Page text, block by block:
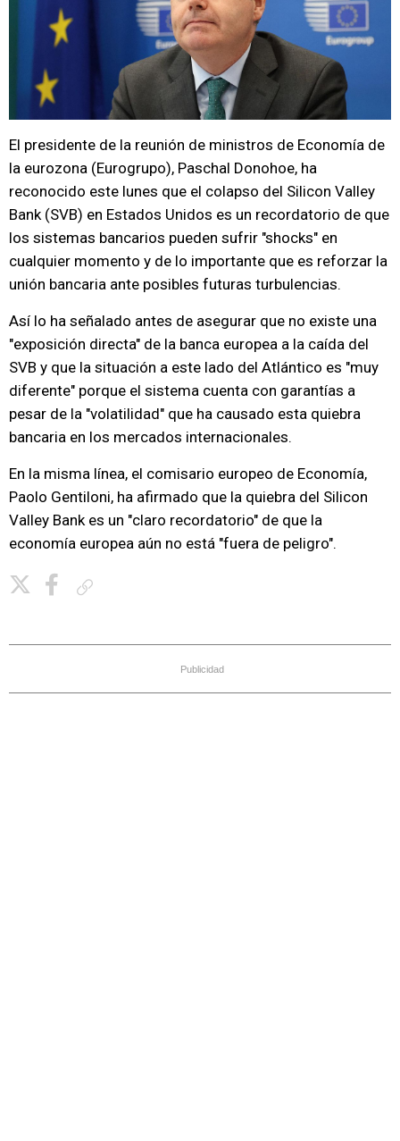
El presidente de la reunión de ministros de Economía de
la eurozona (Eurogrupo), Paschal Donohoe, ha
reconocido este lunes que el colapso del Silicon Valley
Bank (SVB) en Estados Unidos es un recordatorio de que
los sistemas bancarios pueden sufrir "shocks" en
cualquier momento y de lo importante que es reforzar la
unión bancaria ante posibles futuras turbulencias.
Así lo ha señalado antes de asegurar que no existe una
"exposición directa" de la banca europea a la caída del
SVB y que la situación a este lado del Atlántico es "muy
diferente" porque el sistema cuenta con garantías a
pesar de la "volatilidad" que ha causado esta quiebra
bancaria en los mercados internacionales.
En la misma línea, el comisario europeo de Economía,
Paolo Gentiloni, ha afirmado que la quiebra del Silicon
Valley Bank es un "claro recordatorio" de que la
economía europea aún no está "fuera de peligro".
Publicidad